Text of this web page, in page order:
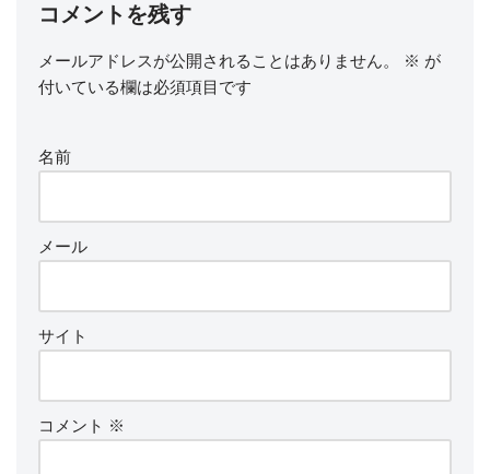
コメントを残す
メールアドレスが公開されることはありません。 ※ が
付いている欄は必須項目です
名前
メール
サイト
コメント ※